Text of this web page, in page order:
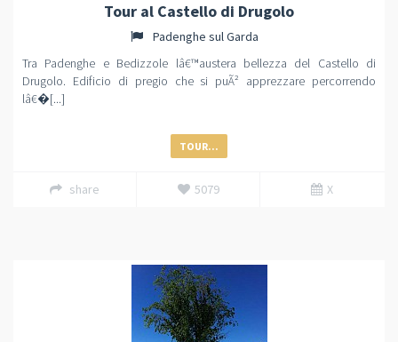
Tour al Castello di Drugolo
Padenghe sul Garda
Tra Padenghe e Bedizzole lâ€™austera bellezza del Castello di
Drugolo. Edificio di pregio che si puÃ² apprezzare percorrendo
lâ€�[...]
TOUR...
share 5079 X